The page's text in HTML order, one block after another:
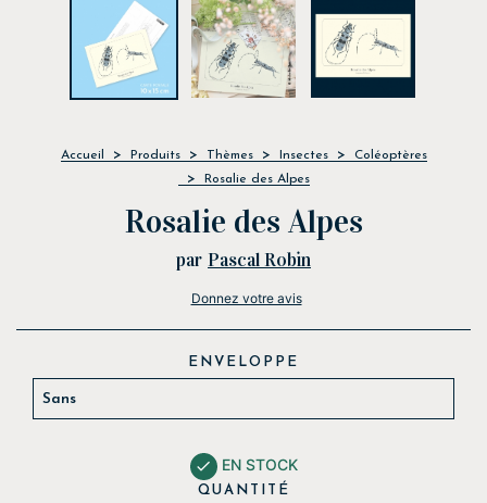
Accueil Produits Thèmes Insectes
Coléoptères
Rosalie des Alpes
Rosalie des Alpes
par Pascal Robin
Donnez votre avis
ENVELOPPE
 EN STOCK
QUANTITÉ